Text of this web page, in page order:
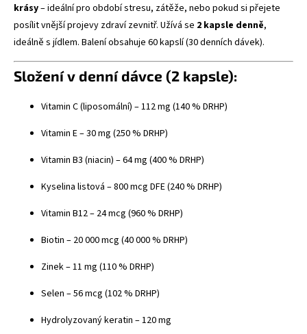
krásy– ideální pro období stresu, zátěže, nebo pokud si přejete
posílit vnější projevy zdraví zevnitř. Užívá se 2 kapsle denně,
ideálně s jídlem. Balení obsahuje 60 kapslí (30 denních dávek).
Složení v denní dávce (2 kapsle):
Vitamin C (liposomální) – 112 mg (140 % DRHP)
Vitamin E – 30 mg (250 % DRHP)
Vitamin B3 (niacin) – 64 mg (400 % DRHP)
Kyselina listová – 800 mcg DFE (240 % DRHP)
Vitamin B12 – 24 mcg (960 % DRHP)
Biotin – 20 000 mcg (40 000 % DRHP)
Zinek – 11 mg (110 % DRHP)
Selen – 56 mcg (102 % DRHP)
Hydrolyzovaný keratin – 120 mg